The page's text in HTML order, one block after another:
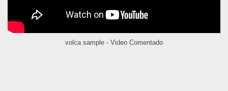
volca sample - Video Comentado